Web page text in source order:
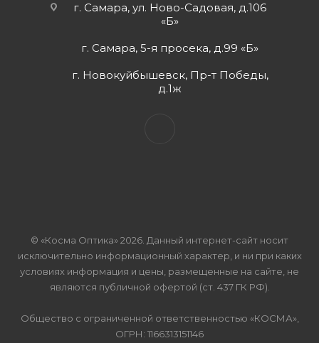
г. Самара, ул. Ново-Садовая, д.106
«Б»
г. Самара, 5-я просека, д.99 «Б»
г. Новокуйбышевск, Пр-т Победы,
д.1ж
© «Косма Оптика» 2026. Данный интернет-сайт носит
исключительно информационный характер, и ни при каких
условиях информация и цены, размещенные на сайте, не
являются публичной офертой (ст. 437 ГК РФ).
Общество с ограниченной ответственностью «КОСМА»,
ОГРН: 1166313151146